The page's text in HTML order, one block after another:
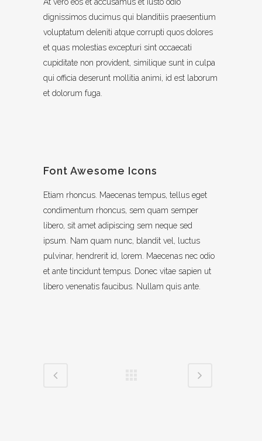
At vero eos et accusamus et iusto odio
dignissimos ducimus qui blanditiis praesentium
voluptatum deleniti atque corrupti quos dolores
et quas molestias excepturi sint occaecati
cupiditate non provident, similique sunt in culpa
qui officia deserunt mollitia animi, id est laborum
et dolorum fuga.
Font Awesome Icons
Etiam rhoncus. Maecenas tempus, tellus eget
condimentum rhoncus, sem quam semper
libero, sit amet adipiscing sem neque sed
ipsum. Nam quam nunc, blandit vel, luctus
pulvinar, hendrerit id, lorem. Maecenas nec odio
et ante tincidunt tempus. Donec vitae sapien ut
libero venenatis faucibus. Nullam quis ante.